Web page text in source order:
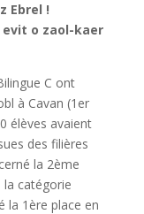
Ebrel !
evit o zaol-kaer
C ont
à Cavan (1er
élèves avaient
des filières
la 2ème
la catégorie
la 1ère place en